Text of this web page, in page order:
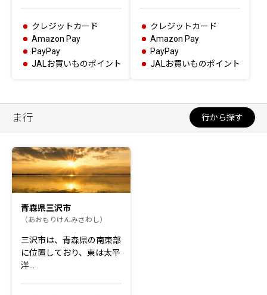
クレジットカード
Amazon Pay
PayPay
JALお買いものポイント
クレジットカード
Amazon Pay
PayPay
JALお買いものポイント
ま行 行から探す
青森県三沢市
（あおもりけんみさわし）
三沢市は、青森県の南東部
に位置しており、東は太平
洋…